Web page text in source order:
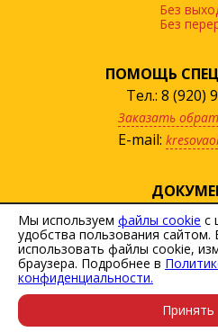
Без
Без
ПОМОЩЬ
Тел.: 8 (920)
Заказать
E-mail:
скачать
Политика
Карта сайта
Мы используем файлы cookie с
удобства пользования сайтом.
использовать файлы cookie,
браузера. Подробнее в
конфиденциальности.
Принять